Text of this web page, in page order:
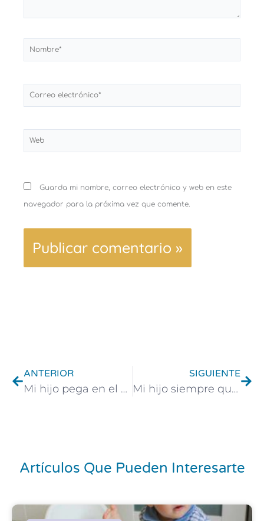
Nombre*
Correo
electrónico*
Web
Guarda mi nombre, correo electrónico y web en este
navegador para la próxima vez que comente.
ANTERIOR
Mi hijo pega en el colegio: causas, consecuencias y cómo ayudarle
SIGUIENTE
Mi hijo siempre quiere comer lo mismo: causas, soluciones y estrategias efectivas
Artículos Que Pueden Interesarte